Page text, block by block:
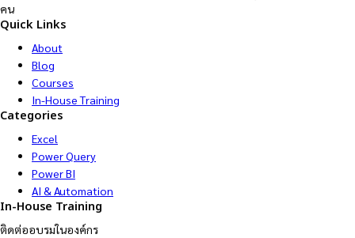
คน
Quick Links
About
Blog
Courses
In-House Training
Categories
Excel
Power Query
Power BI
AI & Automation
In-House Training
ติดต่ออบรมในองค์กร